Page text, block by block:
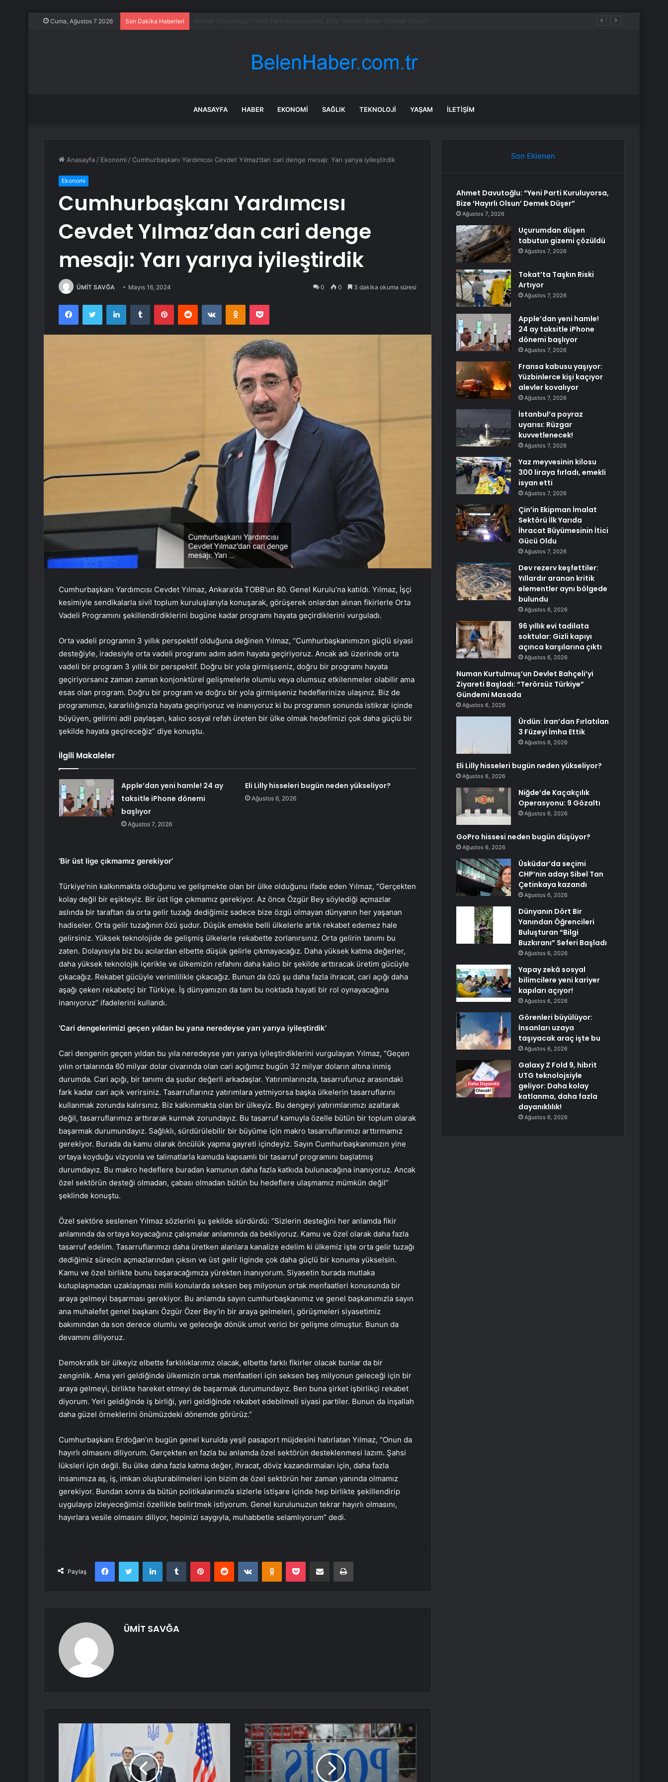
Cuma, Ağustos 7 2026 Son Dakika Haberleri
ANASAYFA HABER EKONOMI SAĞLIK TEKNOLOJI YAŞAM İLETIŞIM
Anasayfa / Ekonomi / Cumhurbaşkanı Yardımcısı Cevdet Yılmaz’dan cari denge mesajı: Yarı yarıya iyileştirdik
Ekonomi
Cumhurbaşkanı Yardımcısı
Cevdet Yılmaz’dan cari denge
mesajı: Yarı yarıya iyileştirdik
ÜMİT SAVĞA Mayıs 16, 2024 0 0 3 dakika okuma süresi
FacebookTwitter LinkedInTumblr PinterestReddit VKontakteOdnoklassniki
Pocket
Cumhurbaşkanı Yardımcısı Cevdet Yılmaz, Ankara’da TOBB’un 80. Genel Kurulu’na katıldı. Yılmaz, İşçi
kesimiyle sendikalarla sivil toplum kuruluşlarıyla konuşarak, görüşerek onlardan alınan fikirlerle Orta
Vadeli Programını şekillendirdiklerini bugüne kadar programı hayata geçirdiklerini vurguladı.
Orta vadeli programın 3 yıllık perspektif olduğuna değinen Yılmaz, “Cumhurbaşkanımızın güçlü siyasi
desteğiyle, iradesiyle orta vadeli programı adım adım hayata geçiriyoruz. Ancak adı üzerinde orta
vadeli bir program 3 yıllık bir perspektif. Doğru bir yola girmişseniz, doğru bir programı hayata
geçiriyorsanız zaman zaman konjonktürel gelişmelerle olumlu veya olumsuz etkilenmeler olabilir ama
esas olan program. Doğru bir program ve doğru bir yola girmişseniz hedeflerinize ulaşınız. Biz de
programımızı, kararlılığınızla hayata geçiriyoruz ve inanıyoruz ki bu programın sonunda istikrar içinde
büyüyen, gelirini adil paylaşan, kalıcı sosyal refah üreten bir ülke olmak hedefimizi çok daha güçlü bir
şekilde hayata geçireceğiz” diye konuştu.
İlgili Makaleler
Apple’dan yeni hamle! 24 ay
taksitle iPhone dönemi
başlıyor
Ağustos 7, 2026
Eli Lilly hisseleri bugün neden yükseliyor?
Ağustos 6, 2026
‘Bir üst lige çıkmamız gerekiyor’
Türkiye’nin kalkınmakta olduğunu ve gelişmekte olan bir ülke olduğunu ifade eden Yılmaz, “Gerçekten
kolay değil bir eşikteyiz. Bir üst lige çıkmamız gerekiyor. Az önce Özgür Bey söylediği açmazlar
aslında bir taraftan da orta gelir tuzağı dediğimiz sadece bize özgü olmayan dünyanın her yaşanan
hadiseler. Orta gelir tuzağının özü şudur. Düşük emekle belli ülkelerle artık rekabet edemez hale
gelirsiniz. Yüksek teknolojide de gelişmiş ülkelerle rekabette zorlanırsınız. Orta gelirin tanımı bu
zaten. Dolayısıyla biz bu acılardan elbette düşük gelirle çıkmayacağız. Daha yüksek katma değerler,
daha yüksek teknolojik içerikle ve ülkemizin refahını daha kalıcı bir şekilde arttıracak üretim gücüyle
çıkacağız. Rekabet gücüyle verimlilikle çıkacağız. Bunun da özü şu daha fazla ihracat, cari açığı daha
aşağı çeken rekabetçi bir Türkiye. İş dünyamızın da tam bu noktada hayati bir rol oynayacağına
inanıyoruz” ifadelerini kullandı.
‘Cari dengelerimizi geçen yıldan bu yana neredeyse yarı yarıya iyileştirdik’
Cari dengenin geçen yıldan bu yıla neredeyse yarı yarıya iyileştirdiklerini vurgulayan Yılmaz, “Geçen
yılın ortalarında 60 milyar dolar civarında olan cari açığımız bugün 32 milyar doların altına inmiş
durumda. Cari açığı, bir tanımı da şudur değerli arkadaşlar. Yatırımlarınızla, tasarrufunuz arasındaki
fark kadar cari açık verirsiniz. Tasarruflarınız yatırımlara yetmiyorsa başka ülkelerin tasarruflarını
kullanmak zorunda kalırsınız. Biz kalkınmakta olan bir ülkeyiz. Bu dengeyi yatırımlarımızı azaltarak
değil, tasarruflarımızı arttırarak kurmak zorundayız. Bu tasarruf kamuyla özelle bütün bir toplum olarak
başarmak durumundayız. Sağlıklı, sürdürülebilir bir büyüme için makro tasarruflarımızı arttırmamız
gerekiyor. Burada da kamu olarak öncülük yapma gayreti içindeyiz. Sayın Cumhurbaşkanımızın yine
ortaya koyduğu vizyonla ve talimatlarla kamuda kapsamlı bir tasarruf programını başlatmış
durumdayız. Bu makro hedeflere buradan kamunun daha fazla katkıda bulunacağına inanıyoruz. Ancak
özel sektörün desteği olmadan, çabası olmadan bütün bu hedeflere ulaşmamız mümkün değil”
şeklinde konuştu.
Özel sektöre seslenen Yılmaz sözlerini şu şekilde sürdürdü: “Sizlerin desteğini her anlamda fikir
anlamında da ortaya koyacağınız çalışmalar anlamında da bekliyoruz. Kamu ve özel olarak daha fazla
tasarruf edelim. Tasarruflarımızı daha üretken alanlara kanalize edelim ki ülkemiz işte orta gelir tuzağı
dediğimiz sürecin açmazlarından çıksın ve üst gelir liginde çok daha güçlü bir konuma yükselsin.
Kamu ve özel birlikte bunu başaracağımıza yürekten inanıyorum. Siyasetin burada mutlaka
kutuplaşmadan uzaklaşması milli konularda seksen beş milyonun ortak menfaatleri konusunda bir
araya gelmeyi başarması gerekiyor. Bu anlamda sayın cumhurbaşkanımız ve genel başkanımızla sayın
ana muhalefet genel başkanı Özgür Özer Bey’in bir araya gelmeleri, görüşmeleri siyasetimiz
bakımından da son derece olumlu ve geleceğe dönük umut verici bir gelişme olmuştur. Bunun da
devamını diliyoruz.
Demokratik bir ülkeyiz elbette farklılıklarımız olacak, elbette farklı fikirler olacak bunlar da bir
zenginlik. Ama yeri geldiğinde ülkemizin ortak menfaatleri için seksen beş milyonun geleceği için bir
araya gelmeyi, birlikte hareket etmeyi de başarmak durumundayız. Ben buna şirket işbirlikçi rekabet
diyorum. Yeri geldiğinde iş birliği, yeri geldiğinde rekabet edebilmeli siyasi partiler. Bunun da inşallah
daha güzel örneklerini önümüzdeki dönemde görürüz.”
Cumhurbaşkanı Erdoğan’ın bugün genel kurulda yeşil pasaport müjdesini hatırlatan Yılmaz, “Onun da
hayırlı olmasını diliyorum. Gerçekten en fazla bu anlamda özel sektörün desteklenmesi lazım. Şahsi
lüksleri için değil. Bu ülke daha fazla katma değer, ihracat, döviz kazandırmaları için, daha fazla
insanımıza aş, iş, imkan oluşturabilmeleri için bizim de özel sektörün her zaman yanında olmamız
gerekiyor. Bundan sonra da bütün politikalarımızla sizlerle istişare içinde hep birlikte şekillendirip
uygulayıp izleyeceğimizi özellikle belirtmek istiyorum. Genel kurulunuzun tekrar hayırlı olmasını,
hayırlara vesile olmasını diliyor, hepinizi saygıyla, muhabbetle selamlıyorum” dedi.
Paylaş
FacebookTwitter LinkedInTumblr PinterestReddit VKontakteOdnoklassniki
Pocket E-Posta ile paylaş Yazdır
ÜMİT SAVĞA
Son Eklenen
Ahmet Davutoğlu: “Yeni Parti Kuruluyorsa,
Bize ‘Hayırlı Olsun’ Demek Düşer”
Ağustos 7, 2026
Uçurumdan düşen
tabutun gizemi çözüldü
Ağustos 7, 2026
Tokat’ta Taşkın Riski
Artıyor
Ağustos 7, 2026
Apple’dan yeni hamle!
24 ay taksitle iPhone
dönemi başlıyor
Ağustos 7, 2026
Fransa kabusu yaşıyor:
Yüzbinlerce kişi kaçıyor
alevler kovalıyor
Ağustos 7, 2026
İstanbul’a poyraz
uyarısı: Rüzgar
kuvvetlenecek!
Ağustos 7, 2026
Yaz meyvesinin kilosu
300 liraya fırladı, emekli
isyan etti
Ağustos 7, 2026
Çin’in Ekipman İmalat
Sektörü İlk Yarıda
İhracat Büyümesinin İtici
Gücü Oldu
Ağustos 7, 2026
Dev rezerv keşfettiler:
Yıllardır aranan kritik
elementler aynı bölgede
bulundu
Ağustos 6, 2026
96 yıllık evi tadilata
soktular: Gizli kapıyı
açınca karşılarına çıktı
Ağustos 6, 2026
Numan Kurtulmuş’un Devlet Bahçeli’yi
Ziyareti Başladı: “Terörsüz Türkiye”
Gündemi Masada
Ağustos 6, 2026
Ürdün: İran’dan Fırlatılan
3 Füzeyi İmha Ettik
Ağustos 6, 2026
Eli Lilly hisseleri bugün neden yükseliyor?
Ağustos 6, 2026
Niğde’de Kaçakçılık
Operasyonu: 9 Gözaltı
Ağustos 6, 2026
GoPro hissesi neden bugün düşüyor?
Ağustos 6, 2026
Üsküdar’da seçimi
CHP’nin adayı Sibel Tan
Çetinkaya kazandı
Ağustos 6, 2026
Dünyanın Dört Bir
Yanından Öğrencileri
Buluşturan “Bilgi
Buzkıranı” Seferi Başladı
Ağustos 6, 2026
Yapay zekâ sosyal
bilimcilere yeni kariyer
kapıları açıyor!
Ağustos 6, 2026
Görenleri büyülüyor:
İnsanları uzaya
taşıyacak araç işte bu
Ağustos 6, 2026
Galaxy Z Fold 9, hibrit
UTG teknolojsiyle
geliyor: Daha kolay
katlanma, daha fazla
dayanıklılık!
Ağustos 6, 2026